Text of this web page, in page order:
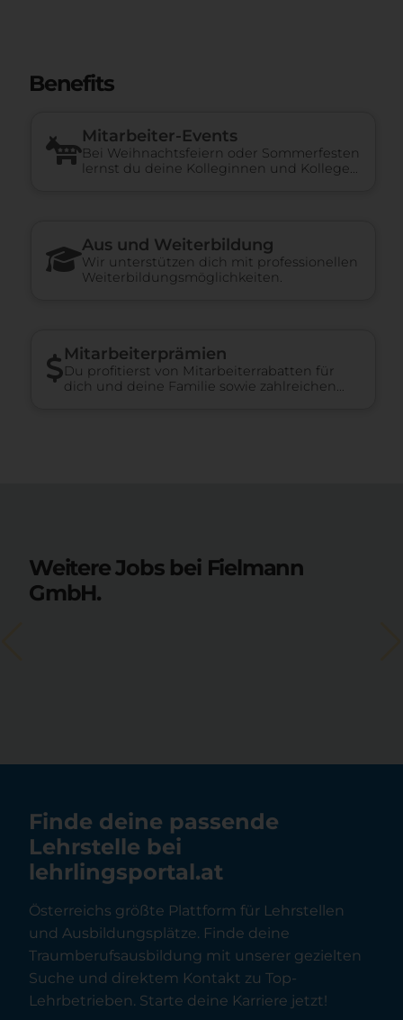
Benefits
Mitarbeiter-Events
Bei Weihnachtsfeiern oder Sommerfesten
lernst du deine Kolleginnen und Kollegen
Aus und Weiterbildung
Wir unterstützen dich mit professionellen
Weiterbildungsmöglichkeiten.
Mitarbeiterprämien
Du profitierst von Mitarbeiterrabatten für
dich und deine Familie sowie zahlreichen
Weitere Jobs bei Fielmann
GmbH.
Finde deine passende
Lehrstelle bei
lehrlingsportal.at
Österreichs größte Plattform für Lehrstellen
und Ausbildungsplätze. Finde deine
Traumberufsausbildung mit unserer gezielten
Suche und direktem Kontakt zu Top-
Lehrbetrieben. Starte deine Karriere jetzt!